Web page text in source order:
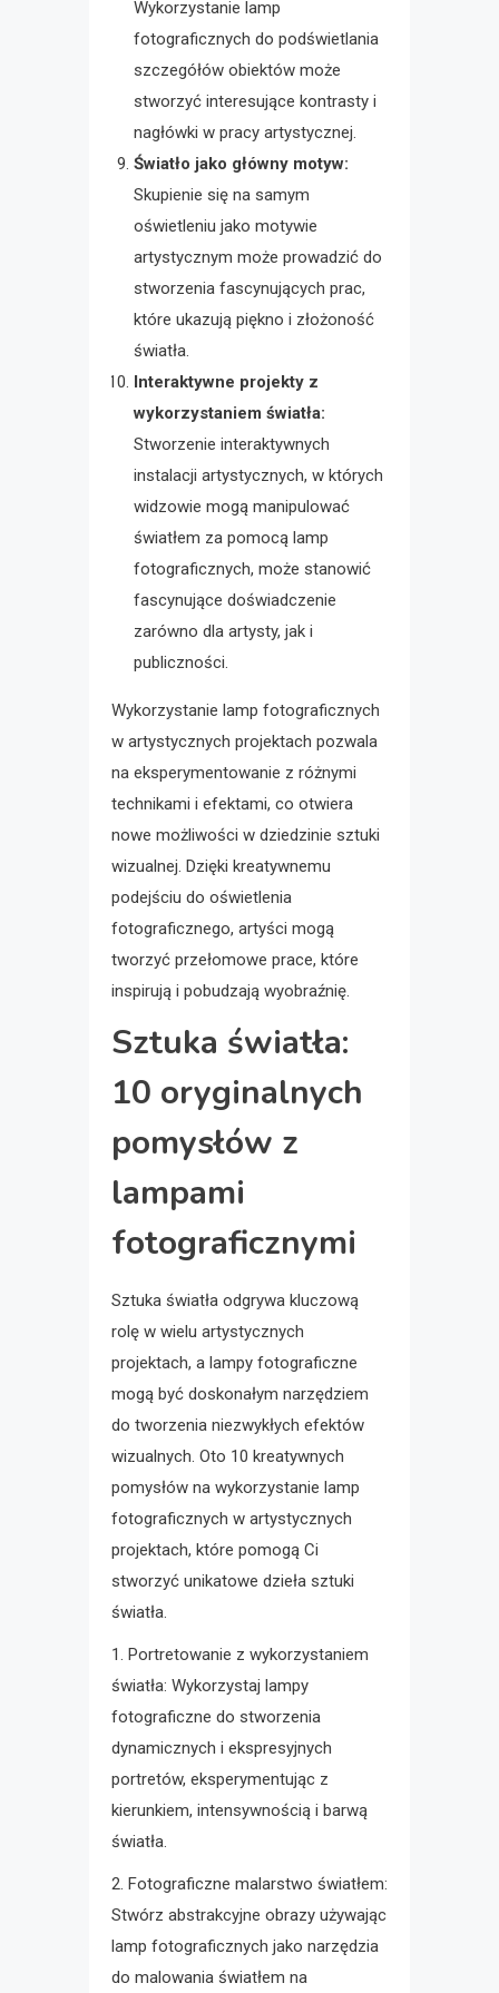
Wykorzystanie lamp
fotograficznych do podświetlania
szczegółów obiektów może
stworzyć interesujące kontrasty i
nagłówki w pracy artystycznej.
Światło jako główny motyw:
Skupienie się na samym
oświetleniu jako motywie
artystycznym może prowadzić do
stworzenia fascynujących prac,
które ukazują piękno i złożoność
światła.
Interaktywne projekty z
wykorzystaniem światła:
Stworzenie interaktywnych
instalacji artystycznych, w których
widzowie mogą manipulować
światłem za pomocą lamp
fotograficznych, może stanowić
fascynujące doświadczenie
zarówno dla artysty, jak i
publiczności.
Wykorzystanie lamp fotograficznych
w artystycznych projektach pozwala
na eksperymentowanie z różnymi
technikami i efektami, co otwiera
nowe możliwości w dziedzinie sztuki
wizualnej. Dzięki kreatywnemu
podejściu do oświetlenia
fotograficznego, artyści mogą
tworzyć przełomowe prace, które
inspirują i pobudzają wyobraźnię.
Sztuka światła:
10 oryginalnych
pomysłów z
lampami
fotograficznymi
Sztuka światła odgrywa kluczową
rolę w wielu artystycznych
projektach, a lampy fotograficzne
mogą być doskonałym narzędziem
do tworzenia niezwykłych efektów
wizualnych. Oto 10 kreatywnych
pomysłów na wykorzystanie lamp
fotograficznych w artystycznych
projektach, które pomogą Ci
stworzyć unikatowe dzieła sztuki
światła.
1. Portretowanie z wykorzystaniem
światła: Wykorzystaj lampy
fotograficzne do stworzenia
dynamicznych i ekspresyjnych
portretów, eksperymentując z
kierunkiem, intensywnością i barwą
światła.
2. Fotograficzne malarstwo światłem:
Stwórz abstrakcyjne obrazy używając
lamp fotograficznych jako narzędzia
do malowania światłem na